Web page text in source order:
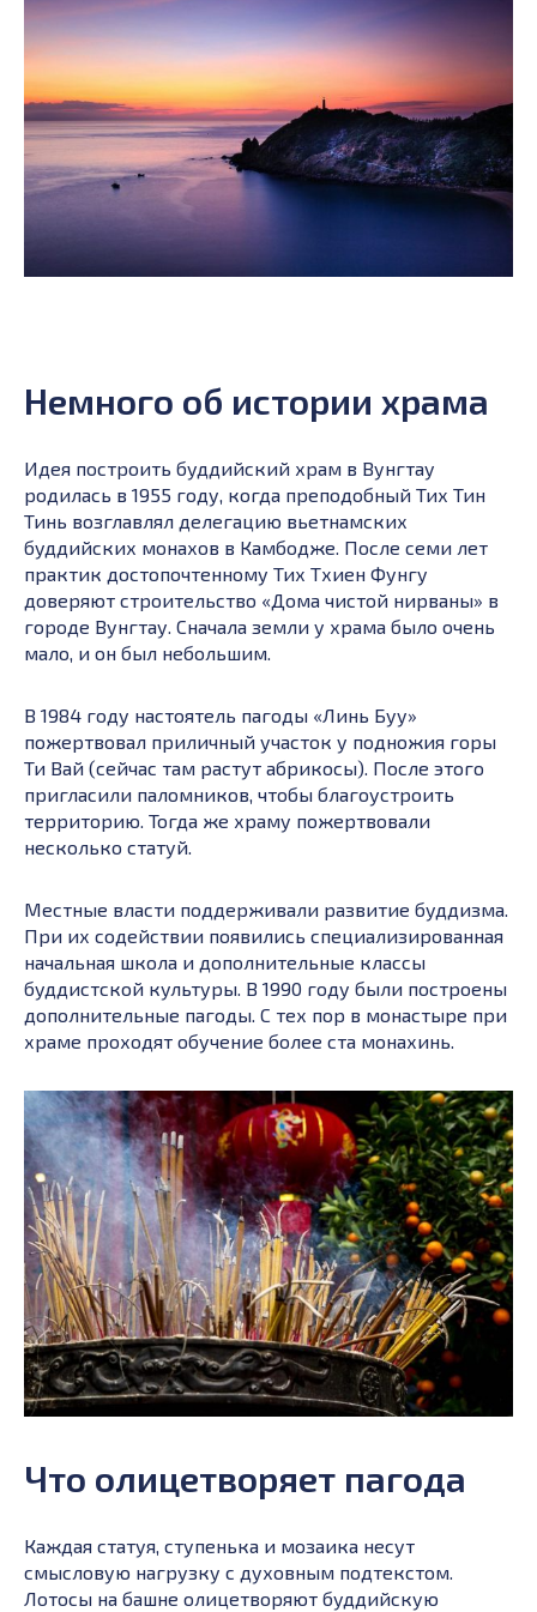
Немного об истории храма
Идея построить буддийский храм в Вунгтау
родилась в 1955 году, когда преподобный Тих Тин
Тинь возглавлял делегацию вьетнамских
буддийских монахов в Камбодже. После семи лет
практик достопочтенному Тих Тхиен Фунгу
доверяют строительство «Дома чистой нирваны» в
городе Вунгтау. Сначала земли у храма было очень
мало, и он был небольшим.
В 1984 году настоятель пагоды «Линь Буу»
пожертвовал приличный участок у подножия горы
Ти Вай (сейчас там растут абрикосы). После этого
пригласили паломников, чтобы благоустроить
территорию. Тогда же храму пожертвовали
несколько статуй.
Местные власти поддерживали развитие буддизма.
При их содействии появились специализированная
начальная школа и дополнительные классы
буддистской культуры. В 1990 году были построены
дополнительные пагоды. С тех пор в монастыре при
храме проходят обучение более ста монахинь.
Что олицетворяет пагода
Каждая статуя, ступенька и мозаика несут
смысловую нагрузку с духовным подтекстом.
Лотосы на башне олицетворяют буддийскую